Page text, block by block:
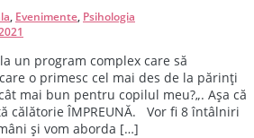
, Evenimente, Psihologia
un program complex care să
o primesc cel mai des de la părinți
mai bun pentru copilul meu?„. Așa că
călătorie ÎMPREUNĂ. Vor fi 8 întâlniri
și vom aborda […]